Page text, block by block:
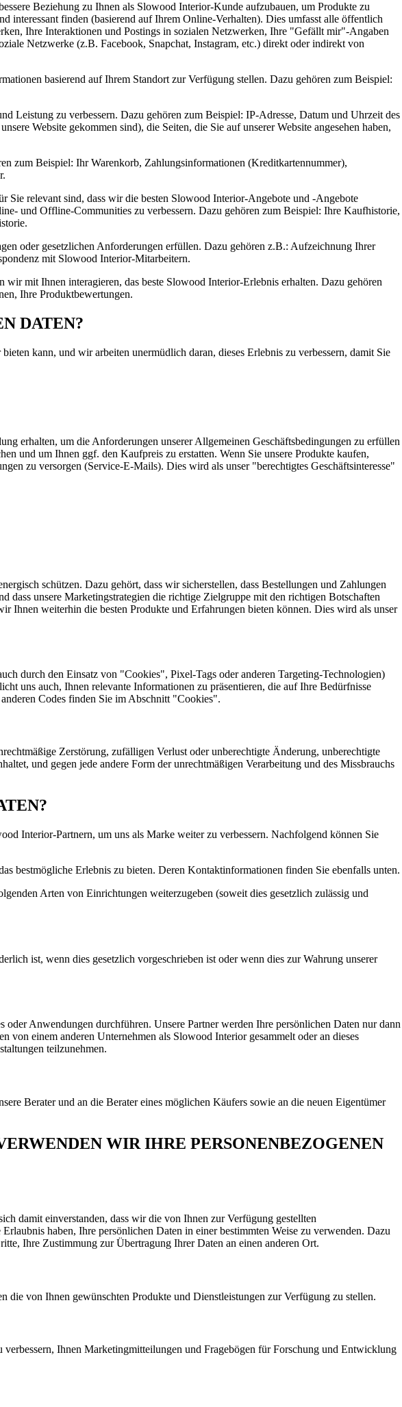
Beziehung zu Ihnen als Slowood Interior-Kunde aufzubauen, um Produkte zu
interessant finden (basierend auf Ihrem Online-Verhalten). Dies umfasst alle öffentlich
Ihre Interaktionen und Postings in sozialen Netzwerken, Ihre "Gefällt mir"-Angaben
Netzwerke (z.B. Facebook, Snapchat, Instagram, etc.) direkt oder indirekt von
basierend auf Ihrem Standort zur Verfügung stellen. Dazu gehören zum Beispiel:
Leistung zu verbessern. Dazu gehören zum Beispiel: IP-Adresse, Datum und Uhrzeit des
Website gekommen sind), die Seiten, die Sie auf unserer Website angesehen haben,
zum Beispiel: Ihr Warenkorb, Zahlungsinformationen (Kreditkartennummer),
Sie relevant sind, dass wir die besten Slowood Interior-Angebote und -Angebote
und Offline-Communities zu verbessern. Dazu gehören zum Beispiel: Ihre Kaufhistorie,
oder gesetzlichen Anforderungen erfüllen. Dazu gehören z.B.: Aufzeichnung Ihrer
mit Slowood Interior-Mitarbeitern.
mit Ihnen interagieren, das beste Slowood Interior-Erlebnis erhalten. Dazu gehören
Ihre Produktbewertungen.
DATEN?
kann, und wir arbeiten unermüdlich daran, dieses Erlebnis zu verbessern, damit Sie
erhalten, um die Anforderungen unserer Allgemeinen Geschäftsbedingungen zu erfüllen
und um Ihnen ggf. den Kaufpreis zu erstatten. Wenn Sie unsere Produkte kaufen,
zu versorgen (Service-E-Mails). Dies wird als unser "berechtigtes Geschäftsinteresse"
schützen. Dazu gehört, dass wir sicherstellen, dass Bestellungen und Zahlungen
unsere Marketingstrategien die richtige Zielgruppe mit den richtigen Botschaften
Ihnen weiterhin die besten Produkte und Erfahrungen bieten können. Dies wird als unser
durch den Einsatz von "Cookies", Pixel-Tags oder anderen Targeting-Technologien)
uns auch, Ihnen relevante Informationen zu präsentieren, die auf Ihre Bedürfnisse
Codes finden Sie im Abschnitt "Cookies".
Zerstörung, zufälligen Verlust oder unberechtigte Änderung, unberechtigte
und gegen jede andere Form der unrechtmäßigen Verarbeitung und des Missbrauchs
Interior-Partnern, um uns als Marke weiter zu verbessern. Nachfolgend können Sie
bestmögliche Erlebnis zu bieten. Deren Kontaktinformationen finden Sie ebenfalls unten.
Arten von Einrichtungen weiterzugeben (soweit dies gesetzlich zulässig und
ist, wenn dies gesetzlich vorgeschrieben ist oder wenn dies zur Wahrung unserer
Anwendungen durchführen. Unsere Partner werden Ihre persönlichen Daten nur dann
einem anderen Unternehmen als Slowood Interior gesammelt oder an dieses
teilzunehmen.
Berater und an die Berater eines möglichen Käufers sowie an die neuen Eigentümer
WIR IHRE PERSONENBEZOGENEN
damit einverstanden, dass wir die von Ihnen zur Verfügung gestellten
haben, Ihre persönlichen Daten in einer bestimmten Weise zu verwenden. Dazu
Ihre Zustimmung zur Übertragung Ihrer Daten an einen anderen Ort.
von Ihnen gewünschten Produkte und Dienstleistungen zur Verfügung zu stellen.
Ihnen Marketingmitteilungen und Fragebögen für Forschung und Entwicklung